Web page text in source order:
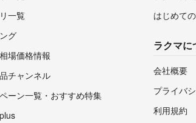
一覧
グ
場価格情報
チャンネル
ーン一覧・おすすめ特集
はじめて
ラクマに
会社概要
プライバ
利用規約